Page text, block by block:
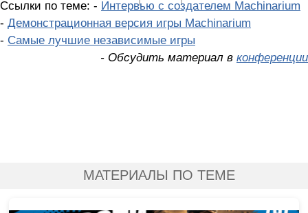
XBox 360 | |
Ссылки по теме: - Интервью с создателем Machinarium
- Демонстрационная версия игры Machinarium
- Самые лучшие независимые игры
- Обсудить материал в конференции
МАТЕРИАЛЫ ПО ТЕМЕ